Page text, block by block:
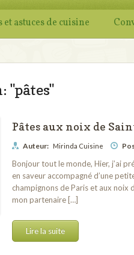
et astuces de cuisine
"pâtes"
Pâtes aux noix de
Auteur: Mirinda Cuisine
Bonjour tout le monde, Hier, j’ai
en saveur accompagné d’une
champignons de Paris et aux noix
mon partenaire […]
Lire la suite